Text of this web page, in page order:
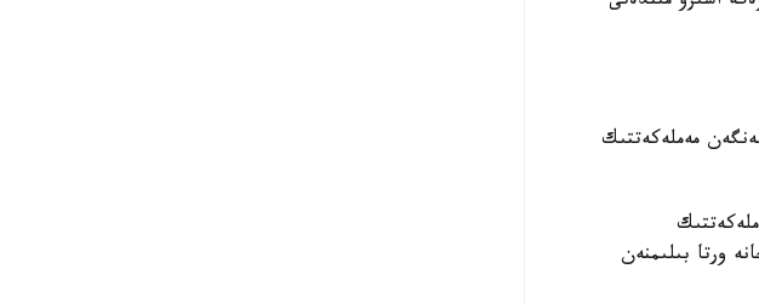
باستاپ بەلگىلەنگەن مەملەكەتتىك
جانە ورتا بىلىمنەن